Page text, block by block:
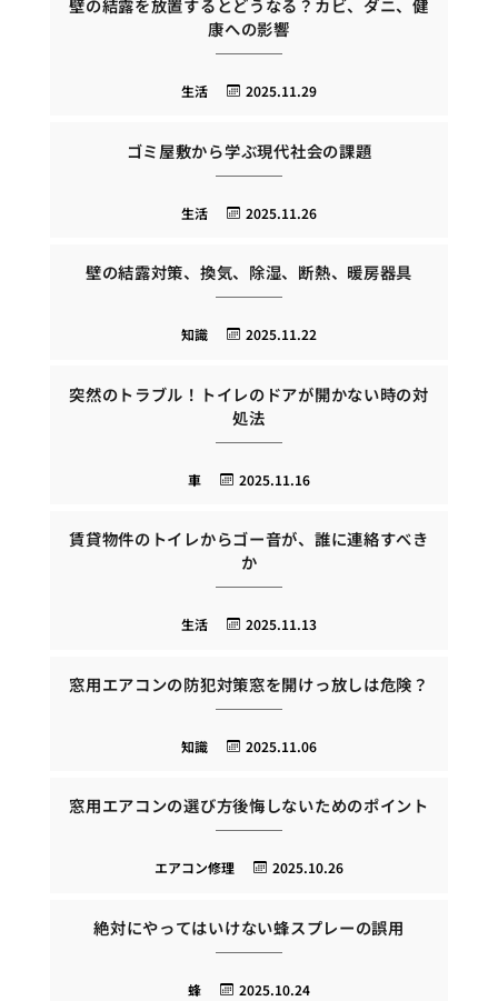
壁の結露を放置するとどうなる？カビ、ダニ、健
康への影響
2025.11.29
生活
ゴミ屋敷から学ぶ現代社会の課題
2025.11.26
生活
壁の結露対策、換気、除湿、断熱、暖房器具
2025.11.22
知識
突然のトラブル！トイレのドアが開かない時の対
処法
2025.11.16
車
賃貸物件のトイレからゴー音が、誰に連絡すべき
か
2025.11.13
生活
窓用エアコンの防犯対策窓を開けっ放しは危険？
2025.11.06
知識
窓用エアコンの選び方後悔しないためのポイント
2025.10.26
エアコン修理
絶対にやってはいけない蜂スプレーの誤用
2025.10.24
蜂